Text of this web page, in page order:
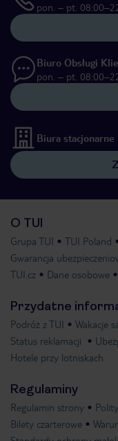
pon. – pt.
Biuro Obsługi
pon. – pt.
Biura stacjonarne
O TUI
Grupa TUI TUI Poland
Gwarancja
TUI.cz
Dane osobowe
Przydatne
Podróż z TUI Wakacje
Status reklamacji
Hotele przy lotniskach
Regulaminy
Regulamin strony
Bilety czarterowe